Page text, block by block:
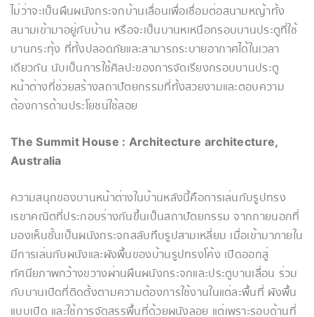
ไม่ว่าจะเป็นผืนผนังกระจกบ้านเลื่อนเพื่อเชื่อมต่อสนามหญ้าทั้ง
สนามเข้ามาอยู่กับบ้าน หรือจะเป็นบานหเหนือกรอบบานประตูที่ใช้
บานกระทุ้ง ที่ทั้งปลอดภัยและสามารถระบายอากาศได้ในเวลา
เดียวกัน นับเป็นการใช้ศิลปะของการจัดเรียงกรอบบานประตู
หน้าต่างที่ช่วยสร้างสถาปัตยกรรมที่ทั้งสวยงามและตอบความ
ต้องการด้านประโยชน์ใช้สอย
The Summit House : Architecture architecture,
Australia
ความสนุกของบานหน้าต่างในบ้านหลังนี้คือการเล่นกับรูปทรง
เรขาคณิตที่ประกอบร่างกันขึ้นเป็นสถาปัตยกรรม จากภายนอกที่
มองเห็นชั้นเป็นผนังกระจกสลับทึบรูปสามเหลี่ยม เมื่อเข้ามาภายใน
มีการเล่นกับผนังและผังพื้นของบ้านรูปทรงโค้ง เปิดออกสู่
ทัศนียภาพกว้างขวางผ่านผืนผนังกระจกและประตูบานเลื่อน ร่วม
กับบานเปิดที่ติดตั้งตามความต้องการใช้งานในแต่ละพื้นที่ ผังพื้น
แบบเปิด และใช้การจัดสรรพื้นที่ด้วยผนังลอย แต่เพราะรอบด้านที่